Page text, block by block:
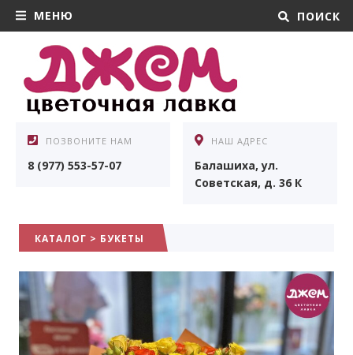
МЕНЮ ПОИСК
ПОЗВОНИТЕ НАМ
8 (977) 553-57-07
НАШ АДРЕС
Балашиха, ул.
Советская, д. 36 К
КАТАЛОГ > БУКЕТЫ